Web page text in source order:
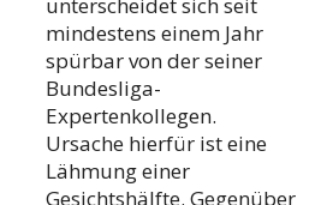
unterscheidet sich seit
mindestens einem Jahr
spürbar von der seiner
Bundesliga-
Expertenkollegen.
Ursache hierfür ist eine
Lähmung einer
Gesichtshälfte. Gegenüber